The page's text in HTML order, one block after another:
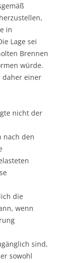
in
Lage sei
Brennen
würde.
daher einer
nicht der
nach den
die
wenn
sind,
sowohl